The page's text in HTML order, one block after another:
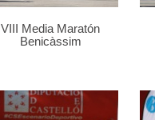
VIII Media Maratón
Benicàssim